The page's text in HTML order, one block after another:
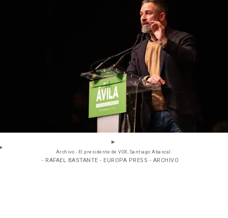
Archivo - El presidente de VOX, Santiago Abascal.
- RAFAEL BASTANTE - EUROPA PRESS - ARCHIVO